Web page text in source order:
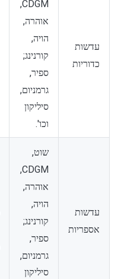
עדשות
כדוריות
CDGM,
אוהרה,
הויה,
קורנינג;
ספיר,
גרמניום,
סיליקון
וכו'.
עדשות
אספריות
שוט,
CDGM,
אוהרה,
הויה,
קורנינג;
ספיר,
גרמניום,
סיליקון